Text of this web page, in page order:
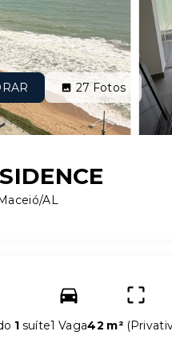
27Fotos
AL
1 suíte1 Vaga42 m² (